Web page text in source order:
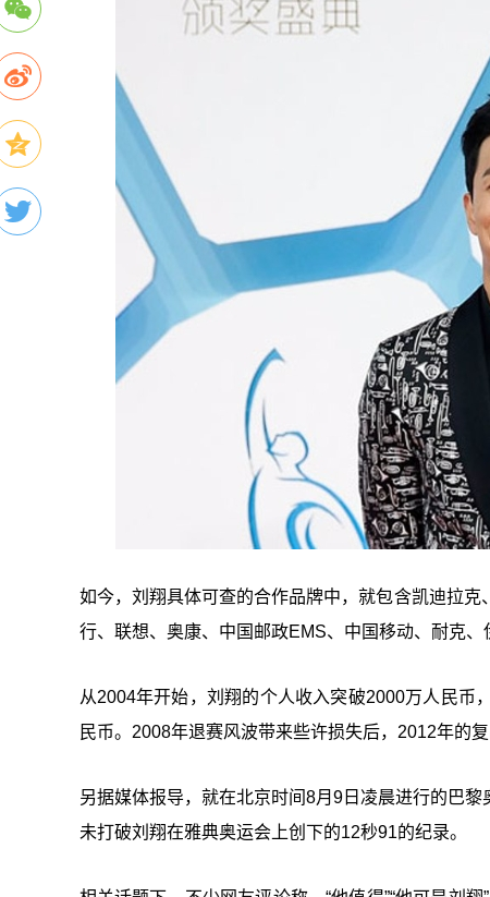
如今，刘翔具体可查的合作品牌中，就包含凯迪拉
行、联想、奥康、中国邮政EMS、中国移动、耐克、
从2004年开始，刘翔的个人收入突破2000万人民币
民币。2008年退赛风波带来些许损失后，2012年的
另据媒体报导，就在北京时间8月9日凌晨进行的巴
未打破刘翔在雅典奥运会上创下的12秒91的纪录。